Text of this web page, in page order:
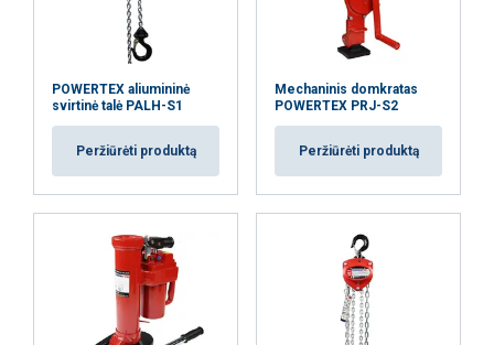
POWERTEX aliumininė
svirtinė talė PALH-S1
Peržiūrėti produktą
Mechaninis domkratas
POWERTEX PRJ-S2
Peržiūrėti produktą